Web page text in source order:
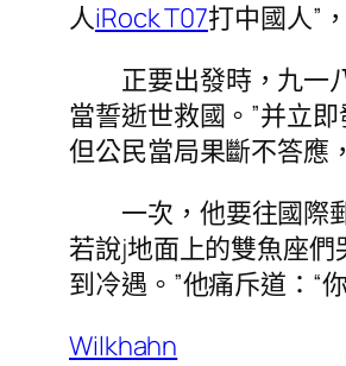
人iRock T07打中國人”
正要出發時，九一
當誓逝世救國。”并立
但公民當局果斷不答應
一次，他要往國際
若說j地面上的雙魚座
到冷遇。”他痛斥道：“
Wilkhahn